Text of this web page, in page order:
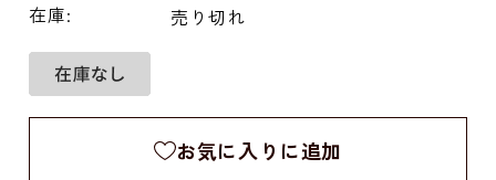
在庫:
売り切れ
お気に入りに追加